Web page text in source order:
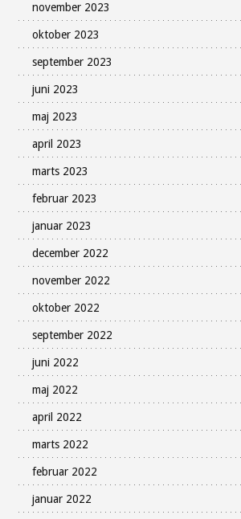
november 2023
oktober 2023
september 2023
juni 2023
maj 2023
april 2023
marts 2023
februar 2023
januar 2023
december 2022
november 2022
oktober 2022
september 2022
juni 2022
maj 2022
april 2022
marts 2022
februar 2022
januar 2022